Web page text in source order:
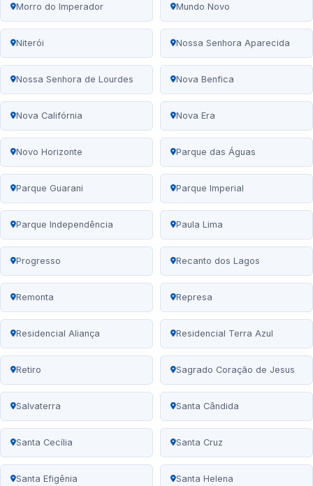
Morro do Imperador Mundo Novo
Niterói Nossa Senhora Aparecida
Nossa Senhora de Lourdes Nova Benfica
Nova Califórnia Nova Era
Novo Horizonte Parque das Águas
Parque Guarani Parque Imperial
Parque Independência Paula Lima
Progresso Recanto dos Lagos
Remonta Represa
Residencial Aliança Residencial Terra Azul
Retiro Sagrado Coração de Jesus
Salvaterra Santa Cândida
Santa Cecília Santa Cruz
Santa Efigênia Santa Helena